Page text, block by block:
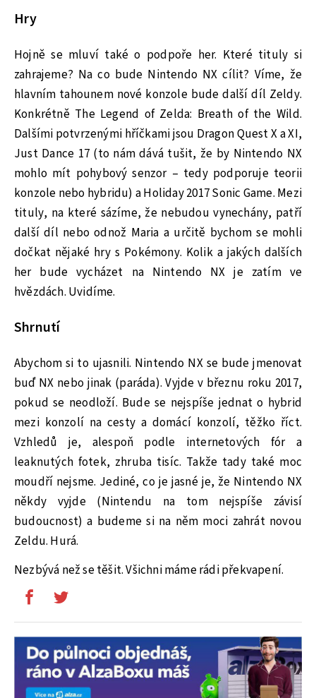
Hry
Hojně se mluví také o podpoře her. Které tituly si
zahrajeme? Na co bude Nintendo NX cílit? Víme, že
hlavním tahounem nové konzole bude další díl Zeldy.
Konkrétně The Legend of Zelda: Breath of the Wild.
Dalšími potvrzenými hříčkami jsou Dragon Quest X a XI,
Just Dance 17 (to nám dává tušit, že by Nintendo NX
mohlo mít pohybový senzor – tedy podporuje teorii
konzole nebo hybridu) a Holiday 2017 Sonic Game. Mezi
tituly, na které sázíme, že nebudou vynechány, patří
další díl nebo odnož Maria a určitě bychom se mohli
dočkat nějaké hry s Pokémony. Kolik a jakých dalších
her bude vycházet na Nintendo NX je zatím ve
hvězdách. Uvidíme.
Shrnutí
Abychom si to ujasnili. Nintendo NX se bude jmenovat
buď NX nebo jinak (paráda). Vyjde v březnu roku 2017,
pokud se neodloží. Bude se nejspíše jednat o hybrid
mezi konzolí na cesty a domácí konzolí, těžko říct.
Vzhledů je, alespoň podle internetových fór a
leaknutých fotek, zhruba tisíc. Takže tady také moc
moudří nejsme. Jediné, co je jasné je, že Nintendo NX
někdy vyjde (Nintendu na tom nejspíše závisí
budoucnost) a budeme si na něm moci zahrát novou
Zeldu. Hurá.
Nezbývá než se těšit. Všichni máme rádi překvapení.